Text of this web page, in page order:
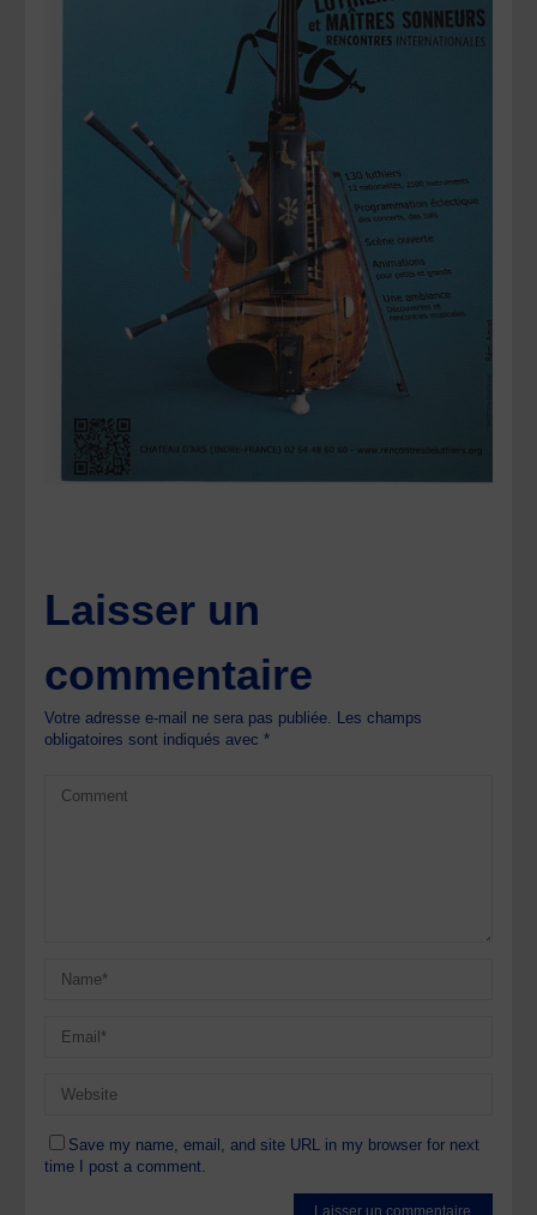
Laisser un
commentaire
Votre adresse e-mail ne sera pas publiée. Les champs
obligatoires sont indiqués avec*
Save my name, email, and site URL in my browser for next
time I post a comment.